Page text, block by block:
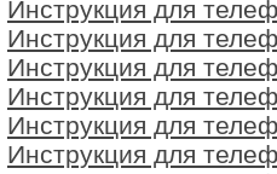
Инструкция для
Инструкция для
Инструкция для
Инструкция для
Инструкция для
Инструкция для